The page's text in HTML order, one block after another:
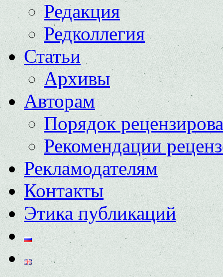
Редакция
Редколлегия
Статьи
Архивы
Авторам
Порядок
Рекомендации
Рекламодателям
Контакты
Этика публикаций